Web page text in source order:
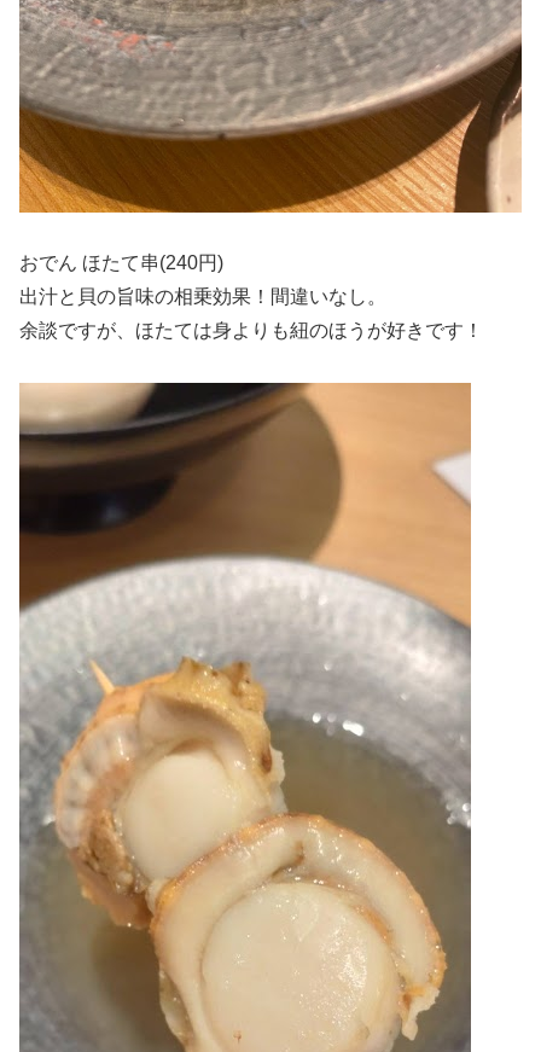
おでん ほたて串(240円)
出汁と貝の旨味の相乗効果！間違いなし。
余談ですが、ほたては身よりも紐のほうが好きです！